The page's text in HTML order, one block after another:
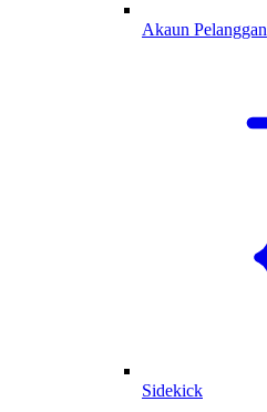
Akaun Pelanggan
Sidekick